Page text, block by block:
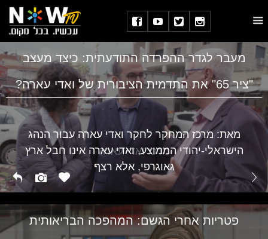
מעבר לגדר ההפרדה התודעתית: כיצד מעצב
"ציר 65" את התדמית הציבורית של ואדי עארה?
מרכז ואדי עארה
מאת: מרכז המחקר לחקר ואדי עארה עבור הנהג
הישראלי-יהודי הממוצע, ואדי עארה אינו חבל ארץ
גאוגרפי, אלא רצף
פטריות אחרי הגשם: המהפכה הבריאותית